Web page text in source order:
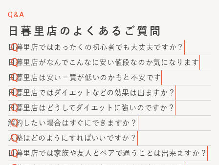
日暮里店 のよくあるご質問
Q&A
日暮里店ではまったくの初心者でも大丈夫ですか？
大丈夫です。かたぎり塾に通っているお客様の中には、初
めて本格的なトレーニングを始められた方もたくさんいら
っしゃいます。ご不安な場合は遠慮なくご相談ください。
日暮里店がなんでこんなに安い値段なのか気になります
かたぎり塾では、多店舗展開により仕入れ価格や内装費を
抑えておりますため、続けやすい価格でご提供していま
す。
日暮里店は安い＝質が低いのかもと不安です
ご安心ください。かたぎり塾は他のパーソナルジムと比べ
て、質が高いことに自信を持っています。特にパーソナル
トレーナーは厳しい研修を経て、かたぎり塾認定トレーナ
ーとして配属しております。また技術研修も定期的に行な
っているので、高品質なサービスをご提供いたします。
日暮里店ではダイエットなどの効果は出ますか？
かたぎり塾では、個人差はあるもののお客様から身体の変
化を感じたとのお声をいただいております。
日暮里店はどうしてダイエットに強いのですか？
かたぎり塾 日暮里店の一番の強みは「ダイエット」と「減
量」の違いを明確に理解し、リバウンドをする仕組みや太
る仕組みについてトレーナーが詳しく理解しているところ
解約したい場合はすぐにできますか？
かたぎり塾 日暮里店では、当月24日までにお伝え頂ければ
翌月からすぐに解約可能です。入会の際にも無理な勧誘等
入塾はどのようにすればいいですか？
かたぎり塾 日暮里店では、入塾前に無料体験トレーニング
日暮里店では家族や友人とペアで通うことは出来ますか？